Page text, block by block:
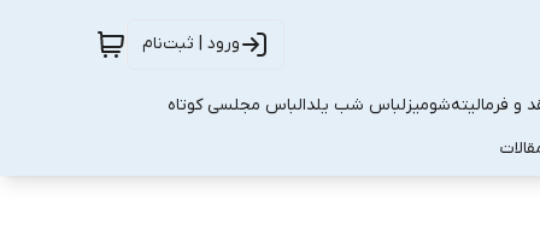
ورود | ثبت‌نام
و فرمالیتهشومیزلباس شب یلدالباس مجلسی کوتاه